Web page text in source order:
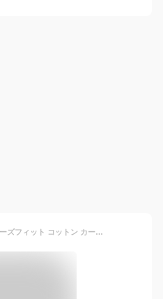
JIGGYS SHOP SELECT ルーズフィット コットン カーディガン 25AW ジギーズショップ トップス カーディガン グリーン ベージュ グレー ブラック ホワイト ブラウン ワインレッド カーキグリーン レッド オレンジ ブルー ネイビー